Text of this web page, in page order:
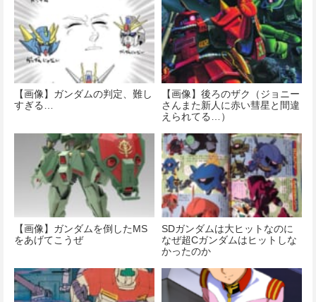
【画像】ガンダムの判定、難し
すぎる…
【画像】後ろのザク（ジョニー
さんまた新人に赤い彗星と間違
えられてる…）
【画像】ガンダムを倒したMS
をあげてこうぜ
SDガンダムは大ヒットなのに
なぜ超Cガンダムはヒットしな
かったのか